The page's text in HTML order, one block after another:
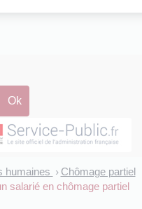
humaines > Chômage partiel
salarié en chômage partiel